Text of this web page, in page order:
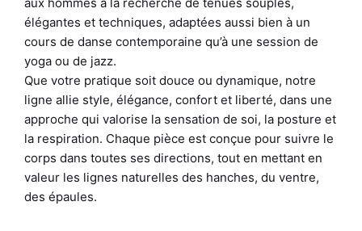
- Park O -
Blanc Rouge
AJOUTER
Ce
produit
a
plusieurs
variations.
Les
Sweat Homme - Easy K
59,00€ +
élégantes et techniques, adaptées aussi bien à un
cours de danse contemporaine qu’à une session de
yoga ou de jazz.
Que votre pratique soit douce ou dynamique, notre
ligne allie style, élégance, confort et liberté, dans une
approche qui valorise la sensation de soi, la posture et
la respiration. Chaque pièce est conçue pour suivre le
corps dans toutes ses directions, tout en mettant en
valeur les lignes naturelles des hanches, du ventre,
des épaules.